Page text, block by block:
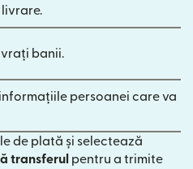
banii.
persoanei care va
de plată și selectează
transferul pentru a trimite